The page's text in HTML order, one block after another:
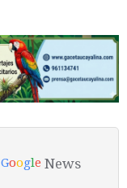
Google News